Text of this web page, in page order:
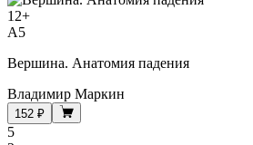
12+
A5
Вершина. Анатомия падения
Владимир Маркин
152 ₽
5